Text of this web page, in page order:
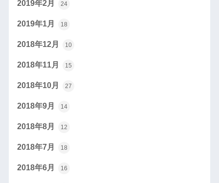
2019年2月 24
2019年1月 18
2018年12月 10
2018年11月 15
2018年10月 27
2018年9月 14
2018年8月 12
2018年7月 18
2018年6月 16